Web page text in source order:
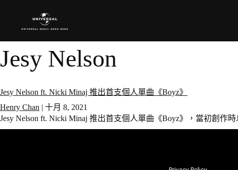
Jesy Nelson
Jesy Nelson ft. Nicki Minaj 推出首支個人單曲《Boyz》
Henry Chan | 十月 8, 2021
Jesy Nelson ft. Nicki Minaj 推出首支個人單曲《Boyz》，當初創作時